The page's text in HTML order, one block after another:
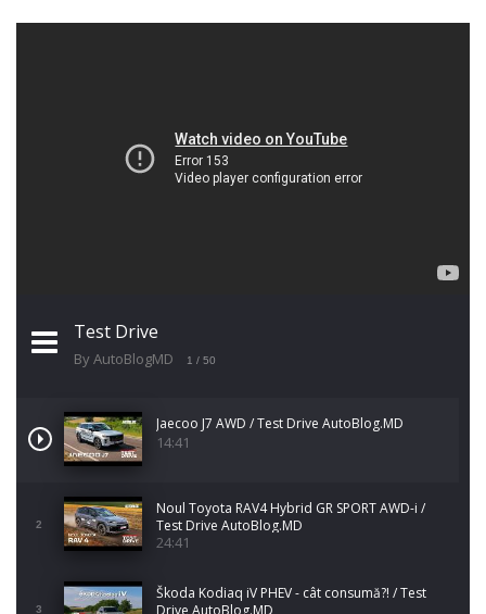
Test Drive
By AutoBlogMD 1 / 50
Jaecoo J7 AWD / Test Drive AutoBlog.MD
14:41
2
Noul Toyota RAV4 Hybrid GR SPORT AWD-i /
Test Drive AutoBlog.MD
24:41
3
Škoda Kodiaq iV PHEV - cât consumă?! / Test
Drive AutoBlog.MD